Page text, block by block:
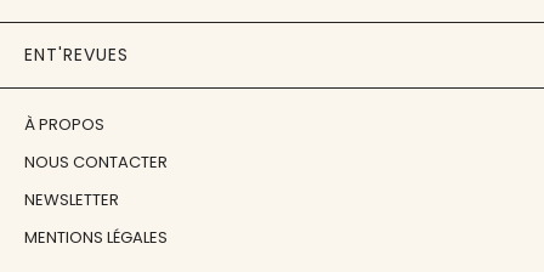
ENT'REVUES
À PROPOS
NOUS CONTACTER
NEWSLETTER
MENTIONS LÉGALES